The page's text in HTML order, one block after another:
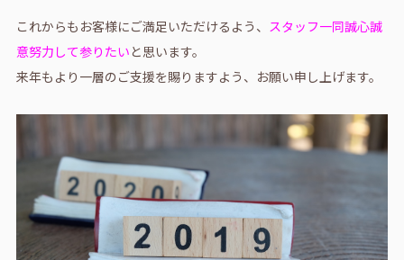
これからもお客様にご満足いただけるよう、 スタッフ一同誠心誠
意努力して参りたい と思います。
来年もより一層のご支援を賜りますよう、お願い申し上げます。